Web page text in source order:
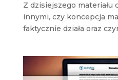
Z dzisiejszego materiału
innymi, czy koncepcja
faktycznie działa oraz